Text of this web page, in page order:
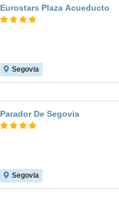
Eurostars Plaza Acueducto
Segovia
Parador De Segovia
Segovia